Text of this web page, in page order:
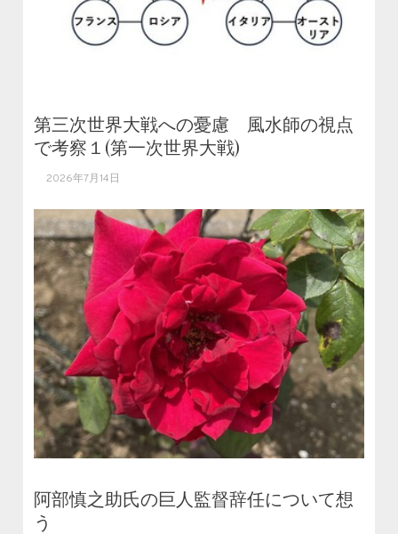
第三次世界大戦への憂慮 風水師の視点
で考察１(第一次世界大戦)
2026年7月14日
阿部慎之助氏の巨人監督辞任について想
う